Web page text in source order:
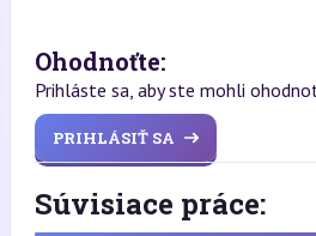
Ohodnoťte:
Prihláste sa, aby ste mohli
PRIHLÁSIŤ SA
Súvisiace práce: